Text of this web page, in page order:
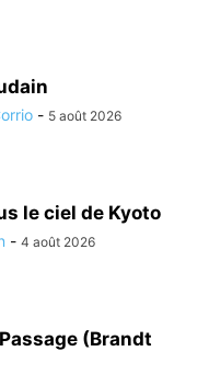
- 5 août 2026
le ciel de Kyoto
- 4 août 2026
(Brandt